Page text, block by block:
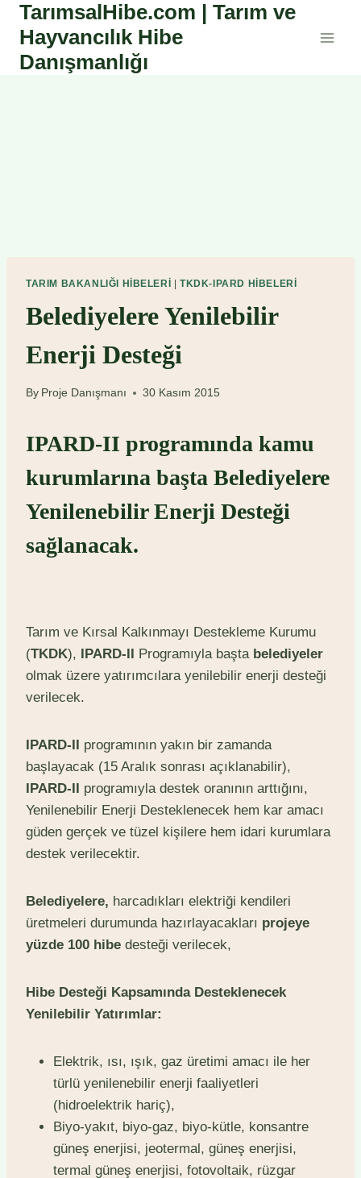
Skip
content
TarımsalHibe.com | Tarım ve
Hayvancılık Hibe
Danışmanlığı
TARIM BAKANLIĞI HIBELERI |TKDK-IPARD HIBELERI
Belediyelere Yenilebilir
Enerji Desteği
By Proje Danışmanı 30 Kasım 2015
IPARD-II programında kamu
kurumlarına başta Belediyelere
Yenilenebilir Enerji Desteği
sağlanacak.
Tarım ve Kırsal Kalkınmayı Destekleme Kurumu
(TKDK), IPARD-II Programıyla başta belediyeler
olmak üzere yatırımcılara yenilebilir enerji desteği
verilecek.
IPARD-II programının yakın bir zamanda
başlayacak (15 Aralık sonrası açıklanabilir),
IPARD-II programıyla destek oranının arttığını,
Yenilenebilir Enerji Desteklenecek hem kar amacı
güden gerçek ve tüzel kişilere hem idari kurumlara
destek verilecektir.
Belediyelere, harcadıkları elektriği kendileri
üretmeleri durumunda hazırlayacakları projeye
yüzde 100 hibe desteği verilecek,
Hibe Desteği Kapsamında Desteklenecek
Yenilebilir Yatırımlar:
Elektrik, ısı, ışık, gaz üretimi amacı ile her
türlü yenilenebilir enerji faaliyetleri
(hidroelektrik hariç),
Biyo-yakıt, biyo-gaz, biyo-kütle, konsantre
güneş enerjisi, jeotermal, güneş enerjisi,
termal güneş enerjisi, fotovoltaik, rüzgar